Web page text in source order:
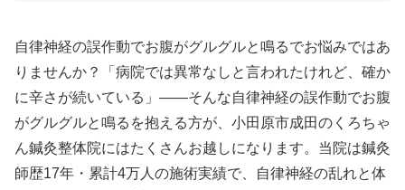
自律神経の誤作動でお腹がグルグルと鳴るでお悩みではあ
りませんか？「病院では異常なしと言われたけれど、確か
に辛さが続いている」——そんな自律神経の誤作動でお腹
がグルグルと鳴るを抱える方が、小田原市成田のくろちゃ
ん鍼灸整体院にはたくさんお越しになります。当院は鍼灸
師歴17年・累計4万人の施術実績で、自律神経の乱れと体